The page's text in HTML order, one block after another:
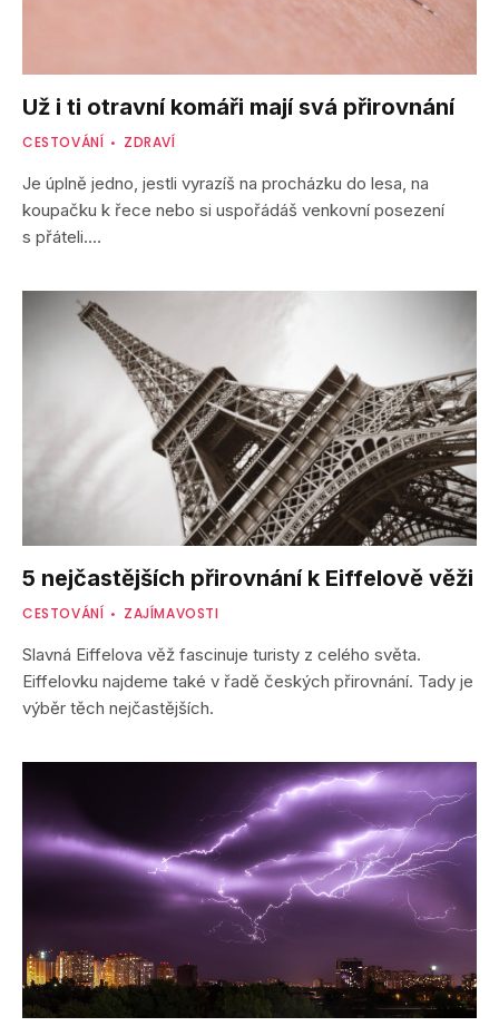
Už i ti otravní komáři mají svá přirovnání
CESTOVÁNÍ ZDRAVÍ
Je úplně jedno, jestli vyrazíš na procházku do lesa, na
koupačku k řece nebo si uspořádáš venkovní posezení
s přáteli.…
5 nejčastějších přirovnání k Eiffelově věži
CESTOVÁNÍ ZAJÍMAVOSTI
Slavná Eiffelova věž fascinuje turisty z celého světa.
Eiffelovku najdeme také v řadě českých přirovnání. Tady je
výběr těch nejčastějších.